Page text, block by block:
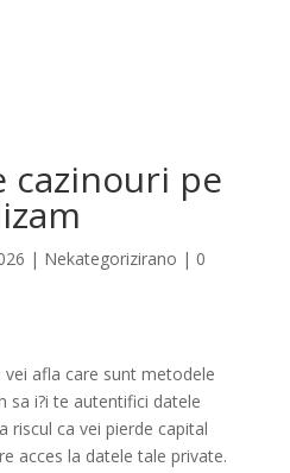
cazinouri pe
| Nekategorizirano | 0
vei afla care sunt metodele
sa i?i te autentifici datele
riscul ca vei pierde capital
acces la datele tale private.